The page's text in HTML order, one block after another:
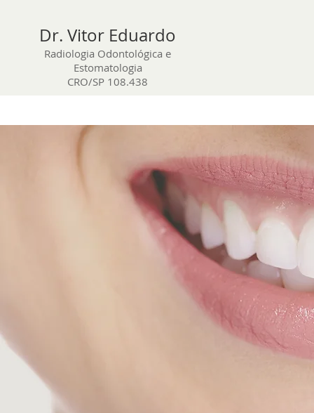
Dr. Vitor Eduardo
Radiologia Odontológica e
Estomatologia
CRO/SP 108.438